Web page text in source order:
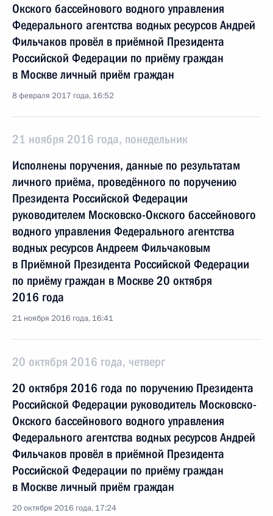
Окского бассейнового водного управления
Федерального агентства водных ресурсов Андрей
Фильчаков провёл в приёмной Президента
Российской Федерации по приёму граждан
в Москве личный приём граждан
8 февраля 2017 года, 16:52
21 ноября 2016 года, понедельник
Исполнены поручения, данные по результатам
личного приёма, проведённого по поручению
Президента Российской Федерации
руководителем Московско-Окского бассейнового
водного управления Федерального агентства
водных ресурсов Андреем Фильчаковым
в Приёмной Президента Российской Федерации
по приёму граждан в Москве 20 октября
2016 года
21 ноября 2016 года, 16:41
20 октября 2016 года, четверг
20 октября 2016 года по поручению Президента
Российской Федерации руководитель Московско-
Окского бассейнового водного управления
Федерального агентства водных ресурсов Андрей
Фильчаков провёл в приёмной Президента
Российской Федерации по приёму граждан
в Москве личный приём граждан
20 октября 2016 года, 17:24